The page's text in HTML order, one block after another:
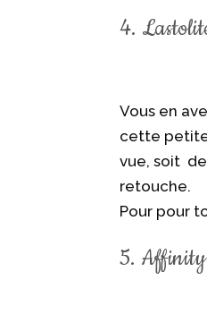
4.
Vous en
cette
vue, soit
retouche.
Pour pour
5.